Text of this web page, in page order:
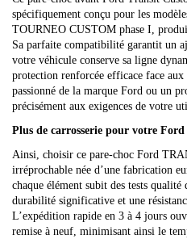
spécifiquement conçu pour les
TOURNEO CUSTOM phase I,
Sa parfaite compatibilité garantit un
votre véhicule conserve sa ligne
protection renforcée efficace face aux
passionné de la marque Ford ou un
précisément aux exigences de votre
Plus de carrosserie pour votre
Ainsi, choisir ce pare-choc Ford
irréprochable née d’une fabrication
chaque élément subit des tests qualité
durabilité significative et une
L’expédition rapide en 3 à 4 jours
remise à neuf, minimisant ainsi le